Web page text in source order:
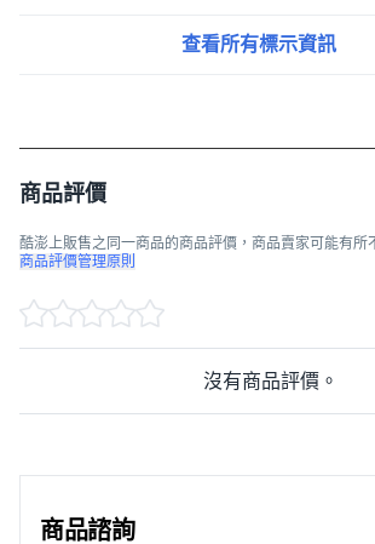
查看所有標示資訊
商品評價
酷澎上販售之同一商品的商品評價，商品賣家可能有所
商品評價管理原則
沒有商品評價。
商品諮詢